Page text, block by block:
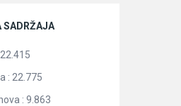
SADRŽAJA
22.415
: 22.775
: 9.863